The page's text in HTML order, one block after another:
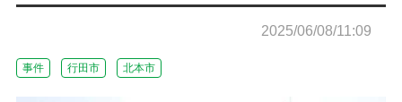
2025/06/08/11:09
事件 行田市 北本市